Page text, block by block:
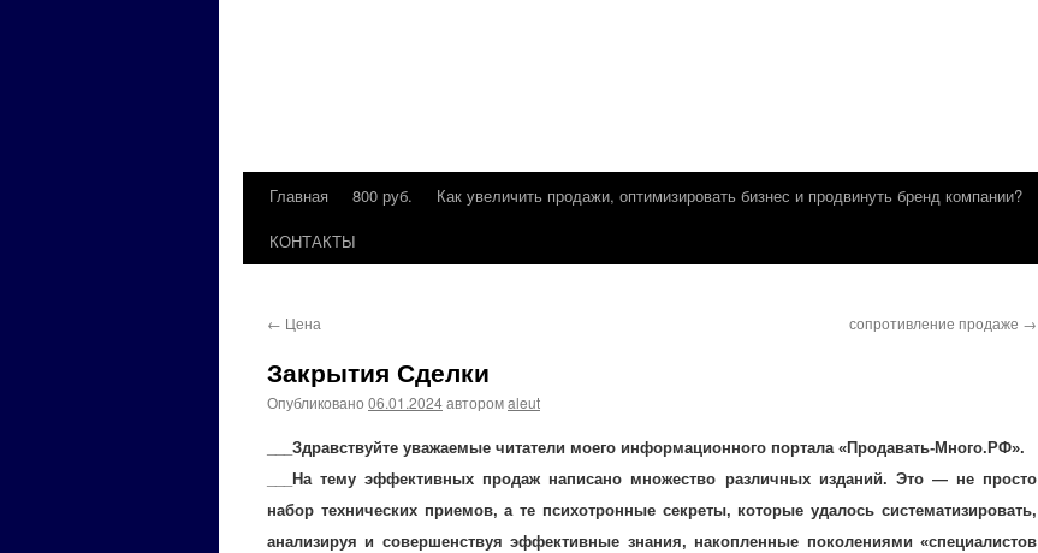
Перейти
Главная 800 руб. Как увеличить продажи, оптимизировать бизнес и продвинуть бренд компании?
КОНТАКТЫ
← Цена сопротивление продаже →
Закрытия Сделки
Опубликовано 06.01.2024авторомaleut
___Здравствуйте уважаемые читатели моего информационного портала «Продавать-Много.РФ».
___На тему эффективных продаж написано множество различных изданий. Это — не просто
набор технических приемов, а те психотронные секреты, которые удалось систематизировать,
анализируя и совершенствуя эффективные знания, накопленные поколениями «специалистов